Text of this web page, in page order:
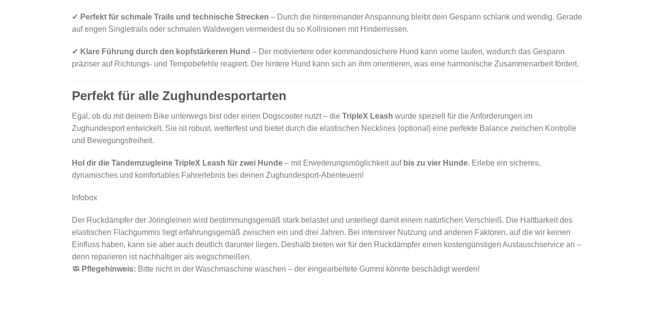
✔ Perfekt für schmale Trails und technische Strecken – Durch die hintereinander Anspannung bleibt dein Gespann schlank und wendig. Gerade
auf engen Singletrails oder schmalen Waldwegen vermeidest du so Kollisionen mit Hindernissen.
✔ Klare Führung durch den kopfstärkeren Hund – Der motiviertere oder kommandosichere Hund kann vorne laufen, wodurch das Gespann
präziser auf Richtungs- und Tempobefehle reagiert. Der hintere Hund kann sich an ihm orientieren, was eine harmonische Zusammenarbeit fördert.
Perfekt für alle Zughundesportarten
Egal, ob du mit deinem Bike unterwegs bist oder einen Dogscooter nutzt – die TripleX Leash wurde speziell für die Anforderungen im
Zughundesport entwickelt. Sie ist robust, wetterfest und bietet durch die elastischen Necklines (optional) eine perfekte Balance zwischen Kontrolle
und Bewegungsfreiheit.
Hol dir die Tandemzugleine TripleX Leash für zwei Hunde – mit Erweiterungsmöglichkeit auf bis zu vier Hunde. Erlebe ein sicheres,
dynamisches und komfortables Fahrerlebnis bei deinen Zughundesport-Abenteuern!
Infobox
Der Ruckdämpfer der Jöringleinen wird bestimmungsgemäß stark belastet und unterliegt damit einem natürlichen Verschleiß. Die Haltbarkeit des
elastischen Flachgummis liegt erfahrungsgemäß zwischen ein und drei Jahren. Bei intensiver Nutzung und anderen Faktoren, auf die wir keinen
Einfluss haben, kann sie aber auch deutlich darunter liegen. Deshalb bieten wir für den Ruckdämpfer einen kostengünstigen Austauschservice an –
denn reparieren ist nachhaltiger als wegschmeißen.
🧼 Pflegehinweis: Bitte nicht in der Waschmaschine waschen – der eingearbeitete Gummi könnte beschädigt werden!